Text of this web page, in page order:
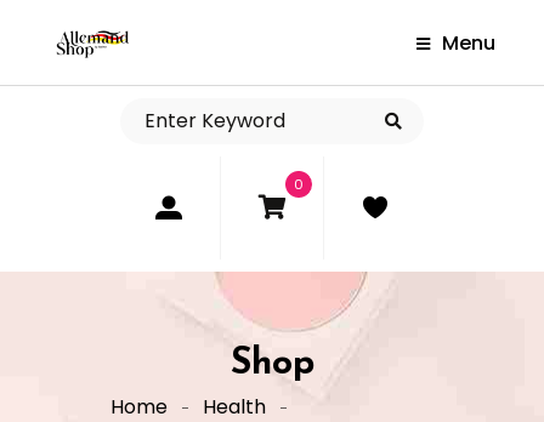
Menu
0
Shop
Home
Health